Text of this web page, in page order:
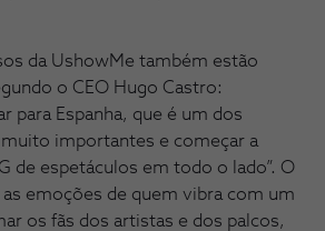
da UshowMe também estão
o CEO Hugo Castro:
para Espanha, que é um dos
importantes e começar a
de espetáculos em todo o lado”. O
as emoções de quem vibra com um
os fãs dos artistas e dos palcos,